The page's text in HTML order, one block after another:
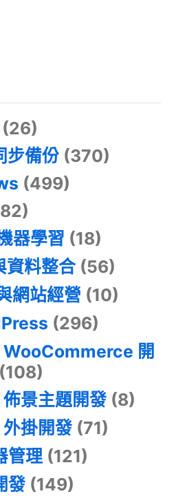
(26)
步備份 (370)
(499)
器學習 (18)
資料整合(56)
網站經營 (10)
(296)
WooCommerce 開
佈景主題開發(8)
外掛開發(71)
管理(121)
發(149)